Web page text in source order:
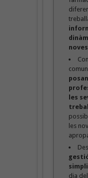
les
treball
les
dia